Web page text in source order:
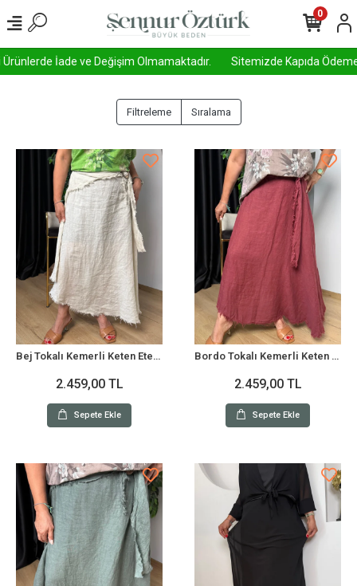
İade ve Değişim Olmamaktadır. Sitemizde Kapıda
0
Filtreleme Sıralama
Bej Tokalı Kemerli Keten Etek 1013
2.459,00 TL
Sepete Ekle
Bordo Tokalı Kemerli Keten Etek 1013
2.459,00 TL
Sepete Ekle